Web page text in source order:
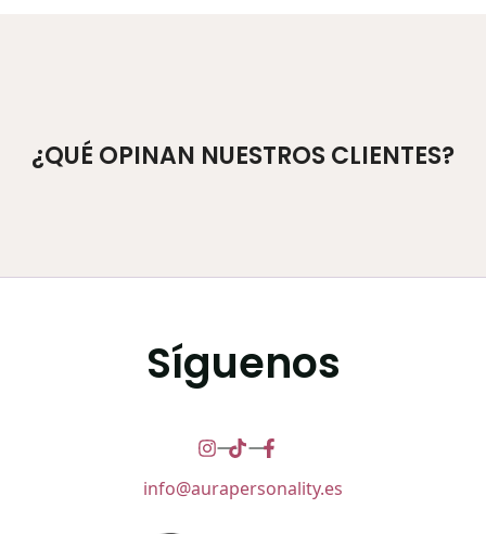
¿QUÉ OPINAN NUESTROS CLIENTES?
Síguenos
info@aurapersonality.es